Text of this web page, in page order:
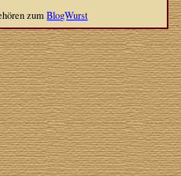
zumBlogWurst